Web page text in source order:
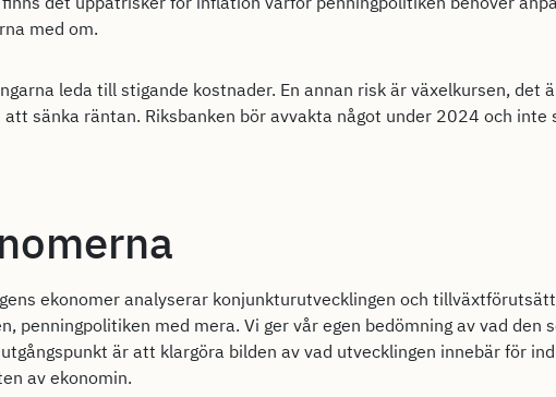
med om.
leda till stigande kostnader. En annan risk är växelkursen, det
sänka räntan. Riksbanken bör avvakta något under 2024 och inte
ekonomer analyserar konjunkturutvecklingen och
penningpolitiken med mera. Vi ger vår egen bedömning av vad den
är att klargöra bilden av vad utvecklingen innebär för
av ekonomin.